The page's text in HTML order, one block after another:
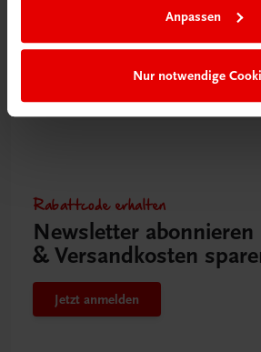
Anpassen
Nur notwendige
Rabattcode erhalten
Newsletter abonnieren
& Versandkosten
Jetzt anmelden